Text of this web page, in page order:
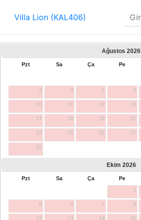
Villa Lion (KAL406)
Ağustos 2026
Pzt Sa Ça Pe
3 4 5 6
10 11 12 13
17 18 19 20
24 25 26 27
31
Ekim 2026
Pzt Sa Ça Pe
1
5 6 7 8
12 13 14 15